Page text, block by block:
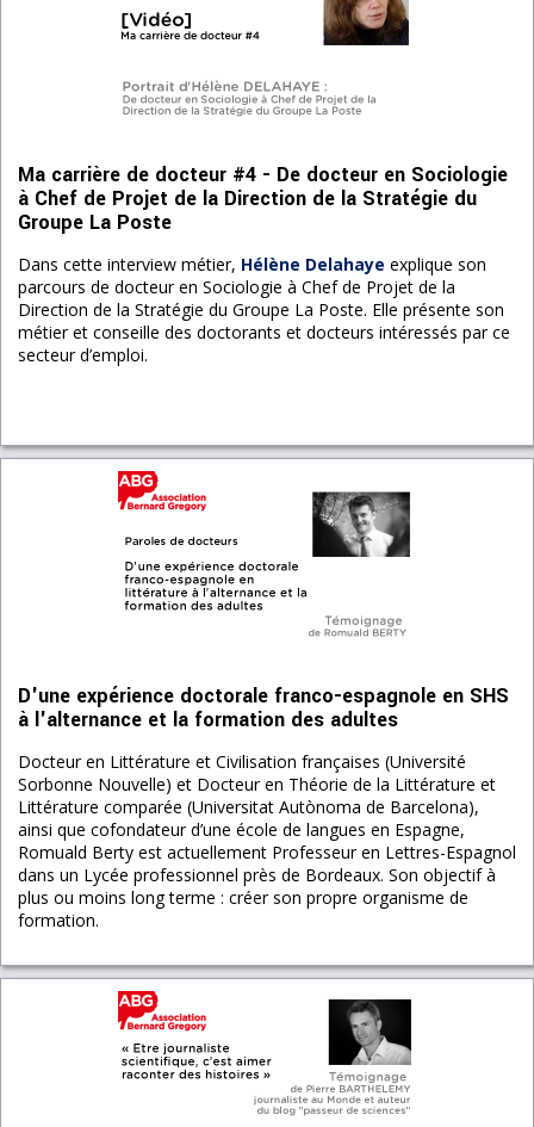
Ma carrière de docteur #4 - De docteur en Sociologie
à Chef de Projet de la Direction de la Stratégie du
Groupe La Poste
Dans cette interview métier, Hélène Delahaye explique son
parcours de docteur en Sociologie à Chef de Projet de la
Direction de la Stratégie du Groupe La Poste. Elle présente son
métier et conseille des doctorants et docteurs intéressés par ce
secteur d’emploi.
D'une expérience doctorale franco-espagnole en SHS
à l'alternance et la formation des adultes
Docteur en Littérature et Civilisation françaises (Université
Sorbonne Nouvelle) et Docteur en Théorie de la Littérature et
Littérature comparée (Universitat Autònoma de Barcelona),
ainsi que cofondateur d’une école de langues en Espagne,
Romuald Berty est actuellement Professeur en Lettres-Espagnol
dans un Lycée professionnel près de Bordeaux. Son objectif à
plus ou moins long terme : créer son propre organisme de
formation.